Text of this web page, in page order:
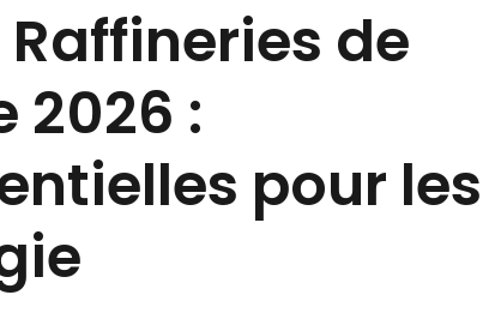
Raffineries de
2026 :
pour les